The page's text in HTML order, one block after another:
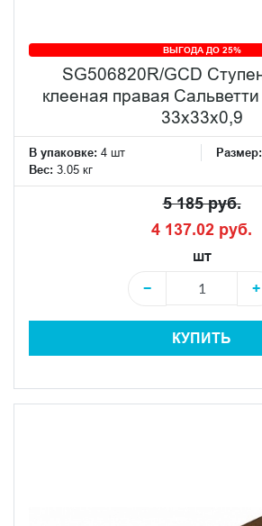
ВЫГОДА ДО 25%
SG506820R/GCD
клееная правая
33x33x0,9
В упаковке: 4 шт Размер:
Вес: 3.05 кг
5 185 руб.
4 137.02 руб.
шт
−
+
КУПИТЬ